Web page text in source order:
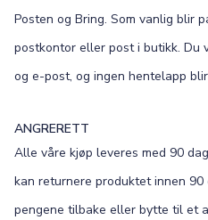
Posten og Bring. Som vanlig blir
postkontor eller post i butikk. Du
og e-post, og ingen hentelapp
ANGRERETT
Alle våre kjøp leveres med 90
kan returnere produktet innen
pengene tilbake eller bytte til et